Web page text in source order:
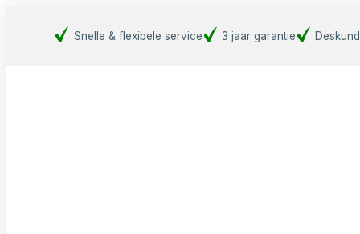
Snelle & flexibele service 3 jaar garantie